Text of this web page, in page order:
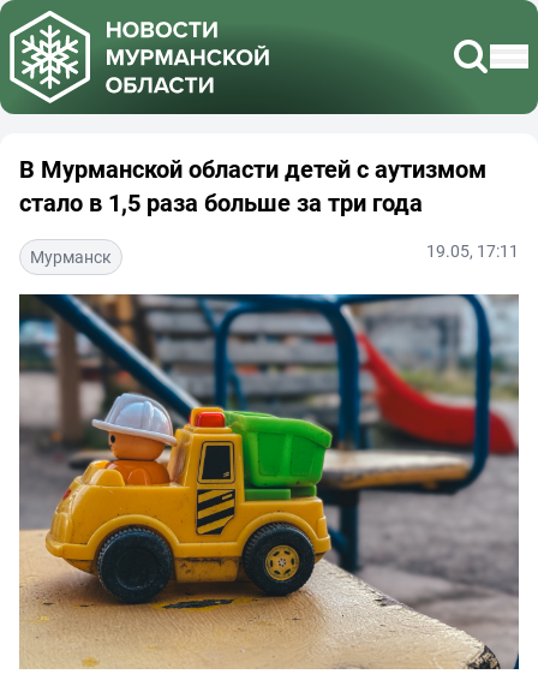
В Мурманской области детей с аутизмом
стало в 1,5 раза больше за три года
Мурманск 19.05, 17:11